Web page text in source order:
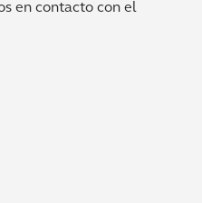
en contacto con el